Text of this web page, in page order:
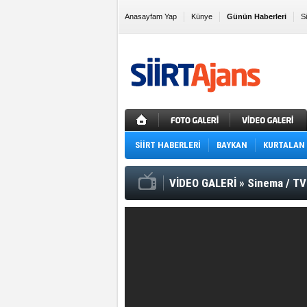
Anasayfam Yap Künye Günün Haberleri
Sık Kullanılanlara Ekle
SİİRT HABERLERİ BAYKAN KURTALAN
VİDEO GALERİ » Sinema / TV